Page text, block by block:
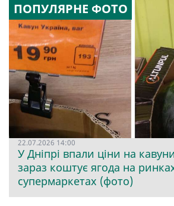
ПОПУЛЯРНЕ ФОТО
22.07.2026 14:00
У Дніпрі впали ціни на
зараз коштує ягода на
супермаркетах (фото)